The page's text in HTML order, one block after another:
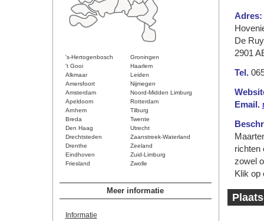
's-Hertogenbosch
Groningen
't Gooi
Haarlem
Alkmaar
Leiden
Amersfoort
Nijmegen
Amsterdam
Noord-Midden Limburg
Apeldoorn
Rotterdam
Arnhem
Tilburg
Breda
Twente
Den Haag
Utrecht
Drechtsteden
Zaanstreek-Waterland
Drenthe
Zeeland
Eindhoven
Zuid-Limburg
Friesland
Zwolle
Meer informatie
Informatie
Adres:
De
2901
Tel.
Email.
richten
zowel
Klik op